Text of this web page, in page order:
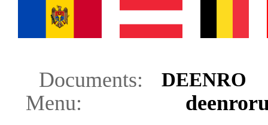
Documents: DEENRO
Menu: deenro